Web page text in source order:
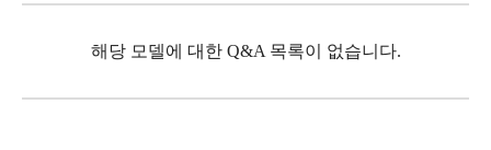
해당 모델에 대한 Q&A 목록이 없습니다.